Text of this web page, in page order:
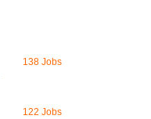
138 Jobs
122 Jobs